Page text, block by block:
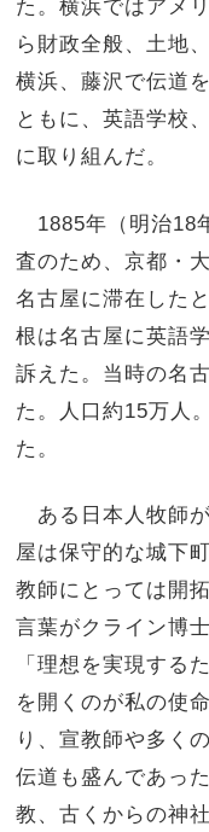
た。横浜ではアメ
ら財政全般、土地
横浜、藤沢で伝道
ともに、英語学校
に取り組んだ。
1885年（明治18
査のため、京都・
名古屋に滞在した
根は名古屋に英語
訴えた。当時の名
た。人口約15万人
た。
ある日本人牧師
屋は保守的な城下
教師にとっては開
言葉がクライン博
「理想を実現する
を開くのが私の使
り、宣教師や多く
伝道も盛んであっ
教、古くからの神